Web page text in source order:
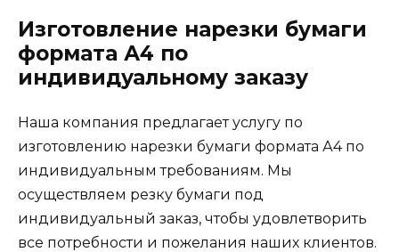
Изготовление нарезки бумаги
формата А4 по
индивидуальному заказу
Наша компания предлагает услугу по
изготовлению нарезки бумаги формата А4 по
индивидуальным требованиям. Мы
осуществляем резку бумаги под
индивидуальный заказ, чтобы удовлетворить
все потребности и пожелания наших клиентов.